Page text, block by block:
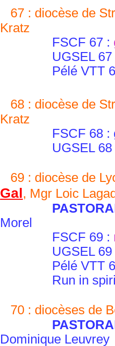
67 : diocèse de
Kratz
FSCF 67 :
UGSEL 67
Pélé VTT 67 :
68 : diocèse de
Kratz
FSCF 68 :
UGSEL 68 :
69 : diocèse de
Gal, Mgr Loic
Morel
FSCF 69 :
UGSEL 69
Pélé VTT
Run in
70 : diocèses de
Dominique Leuvrey